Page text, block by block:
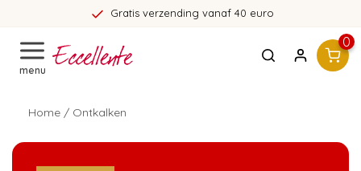
Gratis verzending vanaf 40 euro
menu
0
Home / Ontkalken